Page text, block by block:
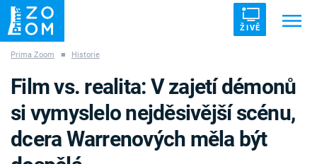
ŽIVĚ
ZÁHADY VETŘELCI DÁVNOVĚKU
Prima Zoom ■ Historie
Film vs. realita: V zajetí démonů
si vymyslelo nejděsivější scénu,
dcera Warrenových měla být